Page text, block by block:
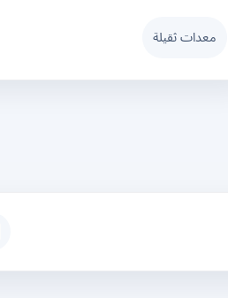
معدات ثقيلة